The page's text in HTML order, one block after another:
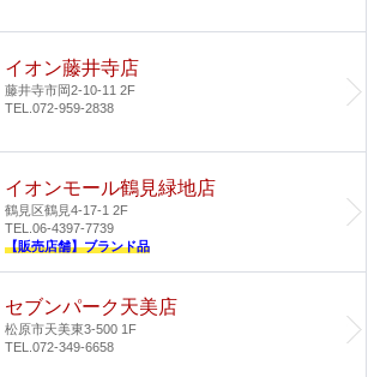
イオン藤井寺店
藤井寺市岡2-10-11 2F
TEL.072-959-2838
イオンモール鶴見緑地店
鶴見区鶴見4-17-1 2F
TEL.06-4397-7739
【販売店舗】ブランド品
セブンパーク天美店
松原市天美東3-500 1F
TEL.072-349-6658